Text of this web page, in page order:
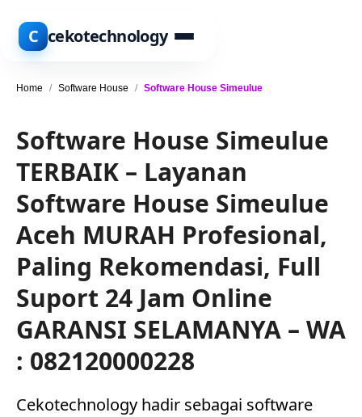
C cekotechnology
Home / Software House / Software House Simeulue
Software House Simeulue
TERBAIK – Layanan
Software House Simeulue
Aceh MURAH Profesional,
Paling Rekomendasi, Full
Suport 24 Jam Online
GARANSI SELAMANYA – WA
: 082120000228
Cekotechnology hadir sebagai software